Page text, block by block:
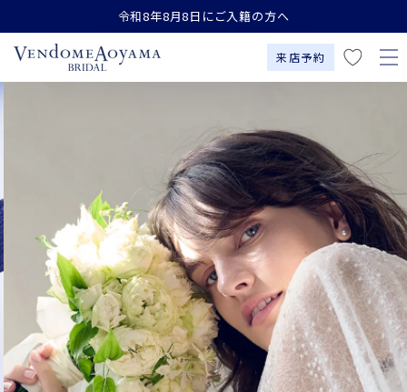
コンテンツにスキップす令和8年8月8日にご入籍の方へ
来店予約
気
に
入